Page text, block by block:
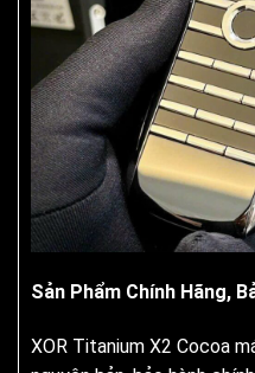
Sản Phẩm Chính Hãng,
XOR Titanium X2 Cocoa